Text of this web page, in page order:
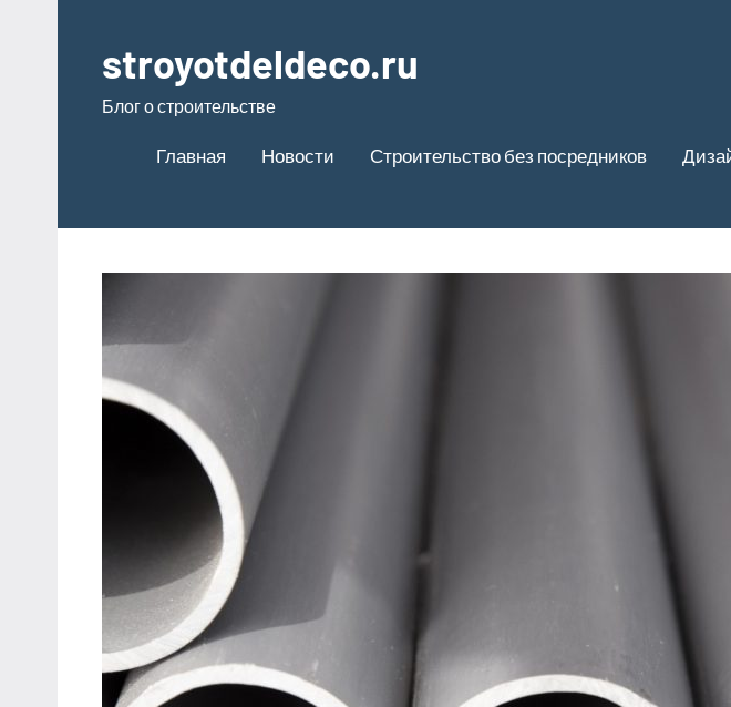
содержимому
stroyotdeldeco.ru
Блог о строительстве
Главная Новости Строительство без посредников